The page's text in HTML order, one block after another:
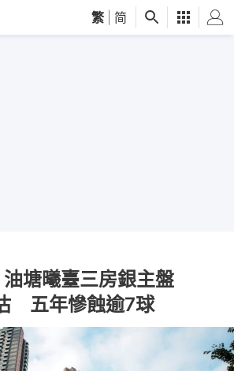
繁 简
塘曦臺三房銀主盤
五年慘蝕逾7球